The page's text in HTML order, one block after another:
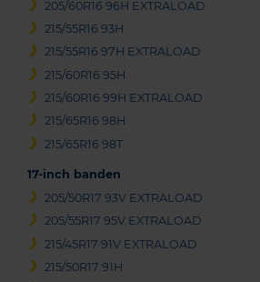
205/60R16 96H EXTRALOAD
215/55R16 93H
215/55R16 97H EXTRALOAD
215/60R16 95H
215/60R16 99H EXTRALOAD
215/65R16 98H
215/65R16 98T
17-inch banden
205/50R17 93V EXTRALOAD
205/55R17 95V EXTRALOAD
215/45R17 91V EXTRALOAD
215/50R17 91H